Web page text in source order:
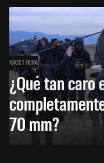
HACE 1 HORA
¿Qué tan caro
70 mm?